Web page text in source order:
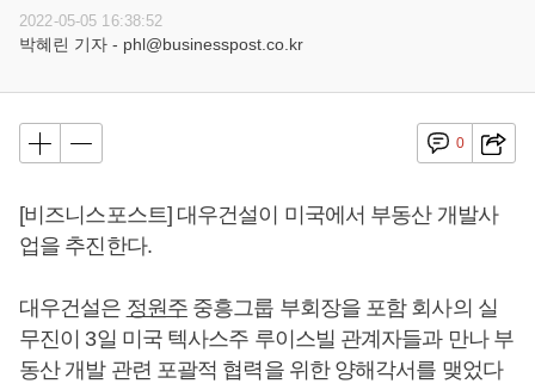
2022-05-05 16:38:52
박혜린 기자 - phl@businesspost.co.kr
0
[비즈니스포스트] 대우건설이 미국에서 부동산 개발사
업을 추진한다.
대우건설은 정원주중흥그룹 부회장을 포함 회사의 실
무진이 3일 미국 텍사스주 루이스빌 관계자들과 만나 부
동산 개발 관련 포괄적 협력을 위한 양해각서를 맺었다